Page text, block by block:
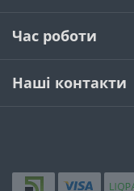
Час роботи
Наші контакти